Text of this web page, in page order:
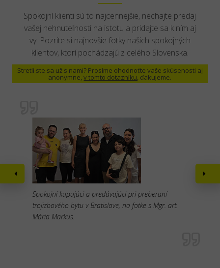
Spokojní klienti sú to najcennejšie, nechajte predaj
vašej nehnuteľnosti na istotu a pridajte sa k ním aj
vy. Pozrite si najnovšie fotky našich spokojných
klientov, ktorí pochádzajú z celého Slovenska.
Stretli ste sa už s nami? Prosíme ohodnoťte vaše skúsenosti aj
anonymne,v tomto dotazníku, ďakujeme.
Spokojní kupujúci a predávajúci pri preberaní
trojizbového bytu v Bratislave, na fotke s Mgr. art.
Mária Markus.